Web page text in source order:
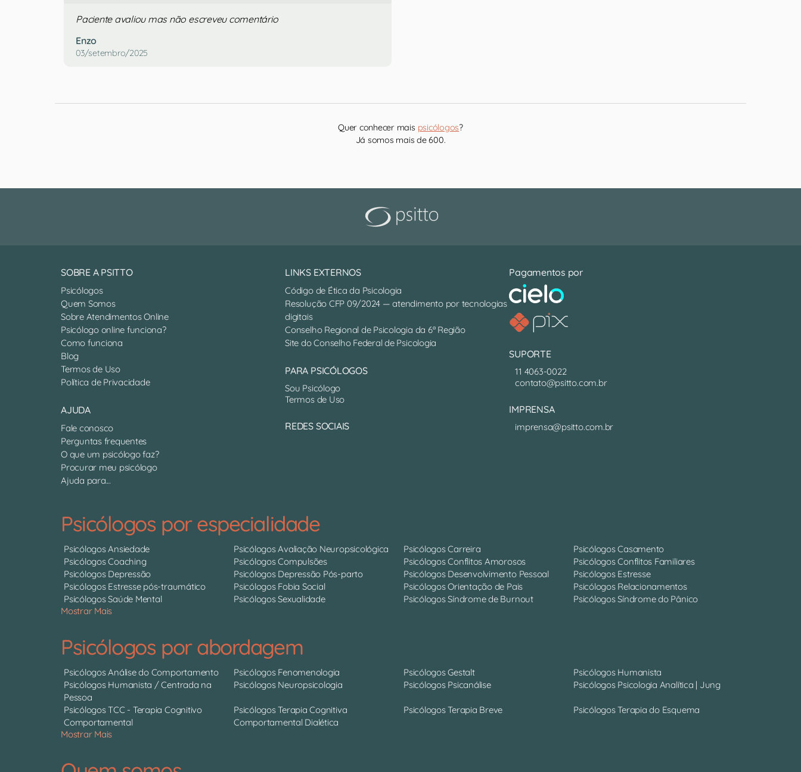
Paciente avaliou mas não escreveu comentário
Enzo
03/setembro/2025
Quer conhecer mais psicólogos?
Já somos mais de 600.
SOBRE A PSITTO
Psicólogos
Quem Somos
Sobre Atendimentos Online
Psicólogo online funciona?
Como funciona
Blog
Termos de Uso
Política de Privacidade
AJUDA
Fale conosco
Perguntas frequentes
O que um psicólogo faz?
Procurar meu psicólogo
Ajuda para...
LINKS EXTERNOS
Código de Ética da Psicologia
Resolução CFP 09/2024 — atendimento por tecnologias
digitais
Conselho Regional de Psicologia da 6ª Região
Site do Conselho Federal de Psicologia
PARA PSICÓLOGOS
Sou Psicólogo
Termos de Uso
REDES SOCIAIS
Pagamentos por
SUPORTE
11 4063-0022
contato@psitto.com.br
IMPRENSA
imprensa@psitto.com.br
Psicólogos por especialidade
Psicólogos Ansiedade Psicólogos Avaliação Neuropsicológica Psicólogos Carreira
Psicólogos Casamento
Psicólogos Coaching
Psicólogos Compulsões Psicólogos Conflitos Amorosos
Psicólogos Conflitos Familiares
Psicólogos Depressão
Psicólogos Depressão Pós-parto Psicólogos Desenvolvimento Pessoal
Psicólogos Estresse
Psicólogos Estresse pós-traumático
Psicólogos Fobia Social Psicólogos Orientação de Pais
Psicólogos Relacionamentos
Psicólogos Saúde Mental
Psicólogos Sexualidade Psicólogos Síndrome de Burnout
Psicólogos Síndrome do Pânico
Mostrar Mais
Psicólogos por abordagem
Psicólogos Análise do Comportamento Psicólogos Fenomenologia Psicólogos Gestalt
Psicólogos Humanista
Psicólogos Humanista / Centrada na
Pessoa
Psicólogos Neuropsicologia Psicólogos Psicanálise Psicólogos Psicologia Analítica | Jung
Psicólogos TCC - Terapia Cognitivo
Comportamental
Psicólogos Terapia Cognitiva
Comportamental Dialética
Psicólogos Terapia Breve Psicólogos Terapia do Esquema
Mostrar Mais